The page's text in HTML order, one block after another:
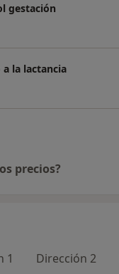
gestación
a la lactancia
precios?
1 Dirección 2